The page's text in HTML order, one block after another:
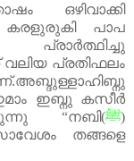
ഒഴിവാക്കി
കരളുരുകി പാപ
വലിയ പ്രതിഫലം
.അബ്ദുള്ളാഹിബ്നു
ഇബ്നു കസീർ
“നബി(ﷺ)
തങ്ങളെ